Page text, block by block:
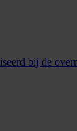
bij de